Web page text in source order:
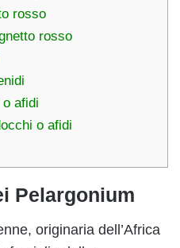
rosso
rosso
afidi
o afidi
Pelargonium
originaria dell’Africa